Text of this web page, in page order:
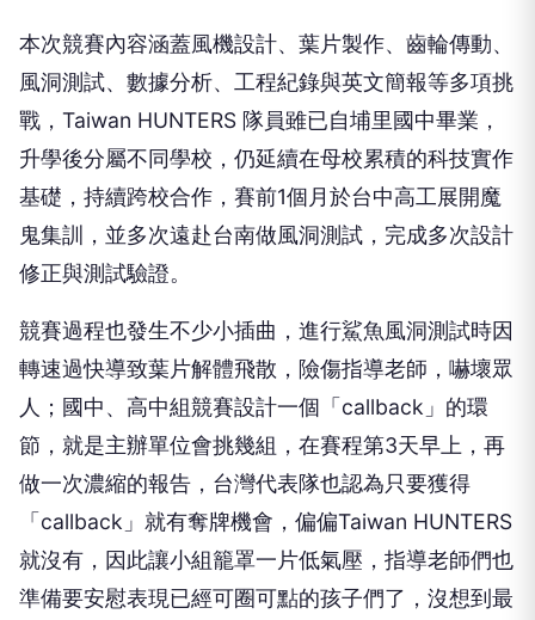
本次競賽內容涵蓋風機設計、葉片製作、齒輪傳動、
風洞測試、數據分析、工程紀錄與英文簡報等多項挑
戰，Taiwan HUNTERS 隊員雖已自埔里國中畢業，
升學後分屬不同學校，仍延續在母校累積的科技實作
基礎，持續跨校合作，賽前1個月於台中高工展開魔
鬼集訓，並多次遠赴台南做風洞測試，完成多次設計
修正與測試驗證。
競賽過程也發生不少小插曲，進行鯊魚風洞測試時因
轉速過快導致葉片解體飛散，險傷指導老師，嚇壞眾
人；國中、高中組競賽設計一個「callback」的環
節，就是主辦單位會挑幾組，在賽程第3天早上，再
做一次濃縮的報告，台灣代表隊也認為只要獲得
「callback」就有奪牌機會，偏偏Taiwan HUNTERS
就沒有，因此讓小組籠罩一片低氣壓，指導老師們也
準備要安慰表現已經可圈可點的孩子們了，沒想到最